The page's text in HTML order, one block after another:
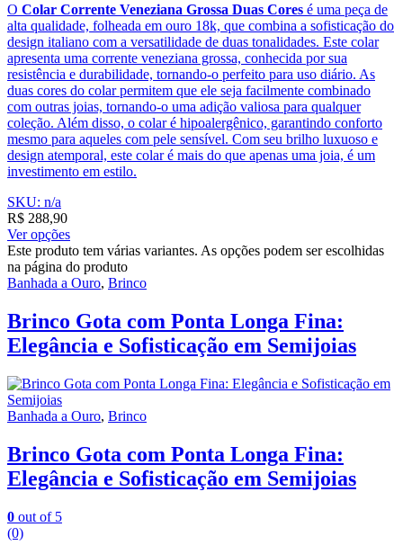
O Colar Corrente Veneziana Grossa Duas Cores é uma peça de
alta qualidade, folheada em ouro 18k, que combina a sofisticação do
design italiano com a versatilidade de duas tonalidades. Este colar
apresenta uma corrente veneziana grossa, conhecida por sua
resistência e durabilidade, tornando-o perfeito para uso diário. As
duas cores do colar permitem que ele seja facilmente combinado
com outras joias, tornando-o uma adição valiosa para qualquer
coleção. Além disso, o colar é hipoalergênico, garantindo conforto
mesmo para aqueles com pele sensível. Com seu brilho luxuoso e
design atemporal, este colar é mais do que apenas uma joia, é um
investimento em estilo.
SKU: n/a
R$ 288,90
Ver opções
Este produto tem várias variantes. As opções podem ser escolhidas
na página do produto
Banhada a Ouro, Brinco
Brinco Gota com Ponta Longa Fina:
Elegância e Sofisticação em Semijoias
Banhada a Ouro, Brinco
Brinco Gota com Ponta Longa Fina:
Elegância e Sofisticação em Semijoias
0 out of 5
(0)